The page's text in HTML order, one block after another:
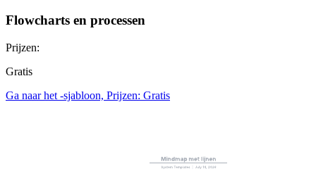
Flowcharts en processen
Prijzen:
Gratis
Ga naar het -sjabloon, Prijzen: Gratis